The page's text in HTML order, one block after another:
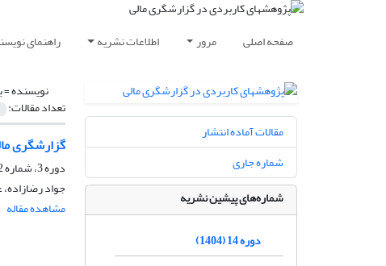
صفحه اصلی مرور اطلاعات نشریه راهنمای
نویسنده =
تعداد مقالات:
گزارشگری
دوره 3، شماره 2، اسفند 1393، صفحه
جواد
مشاهده مقاله
مقالات آماده انتشار
شماره جاری
شماره‌های پیشین نشریه
دوره 14 (1404)